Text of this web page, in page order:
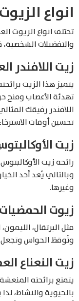
انواع
تختلف انواع الزيوت
والتفضيلات الشخصية،
زيت اللافندر
يتميز هذا الزيت
تهدئة الأعصاب ومنح
اللافندر رفيقك
تحسين أوقات
زيت
رائحة زيت
وبالتالي يُعد أحد
وغيرها.
زيوت
مثل البرتقال،
وتُوقظ الحواس وتجعل
زيت النعناع
يتمتع برائحته
بالحيوية والنشاط، لذا